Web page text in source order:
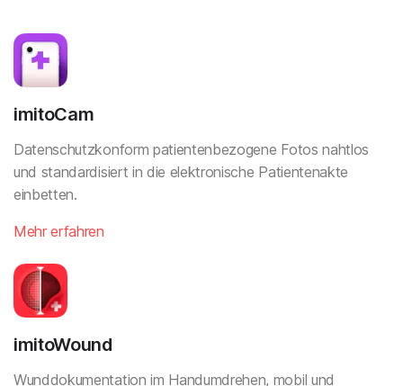
imitoCam
Datenschutzkonform patientenbezogene Fotos nahtlos
und standardisiert in die elektronische Patientenakte
einbetten.
Mehr erfahren
imitoWound
Wunddokumentation im Handumdrehen, mobil und